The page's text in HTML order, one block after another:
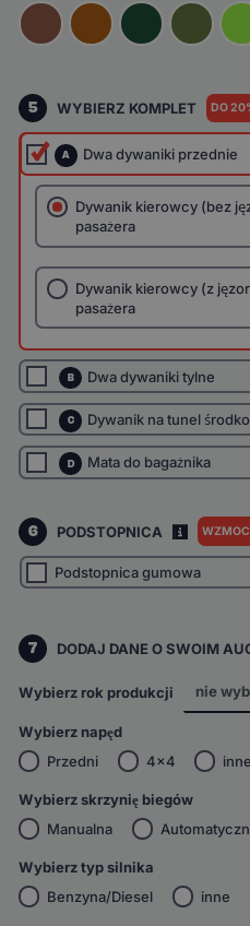
5 WYBIERZ KOMPLET DO
A Dwa dywaniki przednie
Dywanik kierowcy (bez
pasażera
Dywanik kierowcy (z
pasażera
B Dwa dywaniki tylne
C Dywanik na tunel
D Mata do bagażnika
6 PODSTOPNICA
Podstopnica gumowa
7 DODAJ DANE O SWOIM
Wybierz rok produkcji
Wybierz napęd
Przedni
4x4 inne
Wybierz skrzynię biegów
Manualna
Wybierz typ silnika
Benzyna/Diesel
inne